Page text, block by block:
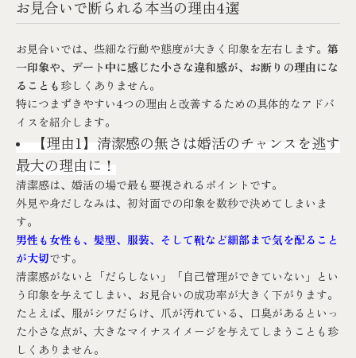
お見合いで断られる本当の理由4選
お見合いでは、些細な行動や態度が大きく印象を左右します。 第
一印象や、デート中に感じた小さな違和感が、お断りの理由にな
ることも 珍しくありません。
特につまずきやすい4つの理由と改善するための具体的なアドバ
イスを紹介します。
【理由1】清潔感の無さは婚活のチャンスを逃す
最大の理由に！
清潔感は、婚活の場で最も要視されるポイントです。
外見や身だしなみは、初対面での印象を数秒で決めてしまいま
す。
男性も女性も、髪型、服装、そして靴など細部まで気を配ること
が大切です。
清潔感がないと「だらしない」「自己管理ができていない」とい
う印象を与えてしまい、お見合いの成功率が大きく下がります。
たとえば、服がシワだらけ、爪が汚れている、口臭があるといっ
た小さな点が、大きなマイナスイメージを与えてしまうことも珍
しくありません。